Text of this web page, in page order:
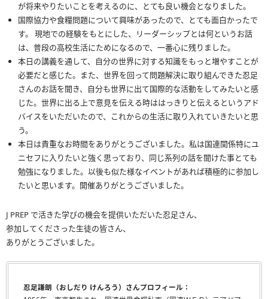
が将来やりたいことを考えるのに、とても良い機会となりました。
国際協力や食糧問題について興味があったので、とても面白かったで
す。 現地での経験をもとにした、リーダーシップとは何というお話
は、普段の高校生活にためになるので、一番心に残りました。
本日の講義を通して、自分の世界に対する知識をもっと増やすことが
必要だと感じた。また、世界を回って問題解決に取り組んできた忍足
さんのお話を聞き、自分も世界に出て国際的な活動をしてみたいと感
じた。世界に出る上で意見を伝える時ははっきりと伝えるというアド
バイスをいただいたので、これからの生活に取り入れていきたいと思
う。
本日は貴重なお時間をありがとうございました。私は国連関係特にユ
ニセフに入りたいと強く思っており、同じ系列の話を聞けた事とても
勉強になりました。以後も似た様なイベントがあれば積極的に参加し
たいと思います。開催ありがとうございました。
J PREP で活きた学びの機会を提供いただいた忍足さん、
参加してくださった生徒の皆さん、
ありがとうございました。
忍足謙朗（おしだり けんろう）さんプロフィール：